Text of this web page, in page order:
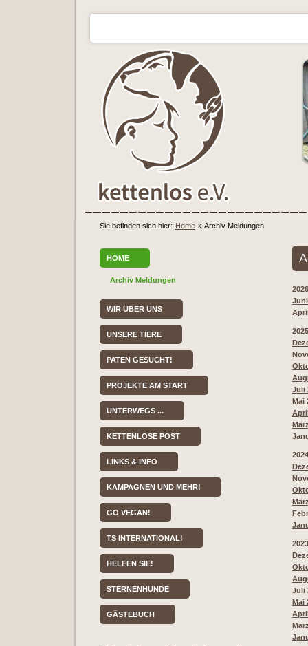
Sie befinden sich hier: Home » Archiv Meldungen
HOME
Archiv Meldungen
WIR ÜBER UNS
UNSERE TIERE
PATEN GESUCHT!
PROJEKTE AM START
UNTERWEGS ...
KETTENLOSE POST
LINKS & INFO
KAMPAGNEN UND MEHR!
GO VEGAN!
TS INTERNATIONAL!
HELFEN SIE!
STERNENHUNDE
GÄSTEBUCH
2026
2025
Juli
Mai
2024
2023
Juli
Mai